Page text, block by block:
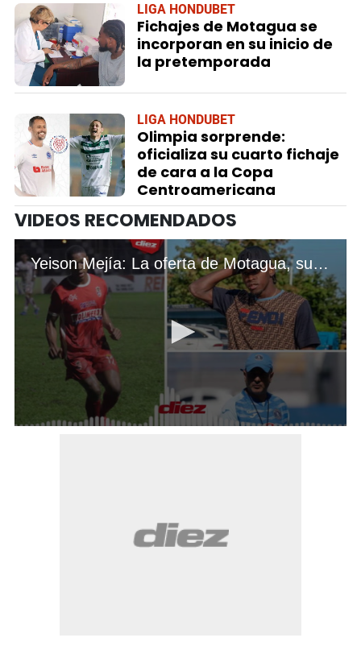
LIGA HONDUBET
Fichajes de Motagua se
incorporan en su inicio de
la pretemporada
LIGA HONDUBET
Olimpia sorprende:
oficializa su cuarto fichaje
de cara a la Copa
Centroamericana
VIDEOS RECOMENDADOS
Yeison Mejía: La oferta de Motagua, su salida de Olimpia y su relación con Alberth Elis